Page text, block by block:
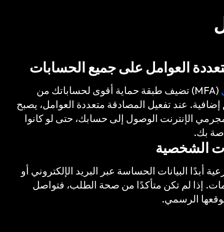
العوامل على جميع الحسابات
(MFA) تضيف طبقة حماية أقوى لحساباتك من
عند تفعيل المصادقة متعددة العوامل، يصبح
الإنترنت الوصول إلى حسابك، حتى لو كانوا
بك.
الشخصية
أبدًا البيانات الحساسة عبر البريد الإلكتروني أو
إذا لم تكن متأكدًا من صحة الطلب، فتواصل
الرسمي.